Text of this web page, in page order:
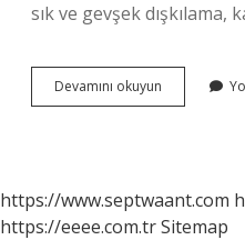
sık ve gevşek dışkılama,
Devamını okuyun
Ne
https://www.septwaant.com
https://eeee.com.trSitemap